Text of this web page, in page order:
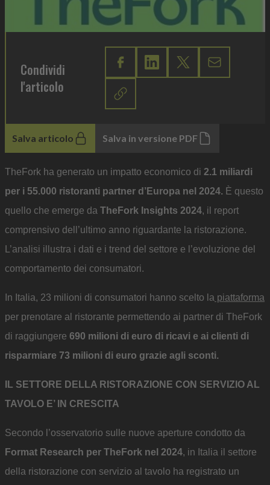
Condividi
l'articolo
Salva articolo Salva in versione PDF
TheFork ha generato un impatto economico di 2.1 miliardi
per i 55.000 ristoranti partner d’Europa nel 2024. È questo
quello che emerge da TheFork Insights 2024, il report
comprensivo dell’ultimo anno riguardante la ristorazione.
L’analisi illustra i dati e i trend del settore e l’evoluzione del
comportamento dei consumatori.
In Italia, 23 milioni di consumatori hanno scelto la piattaforma
per prenotare al ristorante permettendo ai partner di TheFork
di raggiungere 690 milioni di euro di ricavi e ai clienti di
risparmiare 73 milioni di euro grazie agli sconti.
IL SETTORE DELLA RISTORAZIONE CON SERVIZIO AL
TAVOLO E’ IN CRESCITA
Secondo l’osservatorio sulle nuove aperture condotto da
Format Research per TheFork nel 2024, in Italia il settore
della ristorazione con servizio al tavolo ha registrato un